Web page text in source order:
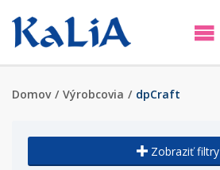
Domov / Výrobcovia / dpCraft
Zobraziť filtry